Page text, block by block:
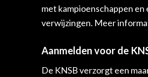
met kampioenschappen
verwijzingen. Meer
Aanmelden voor de
De KNSB verzorgt een